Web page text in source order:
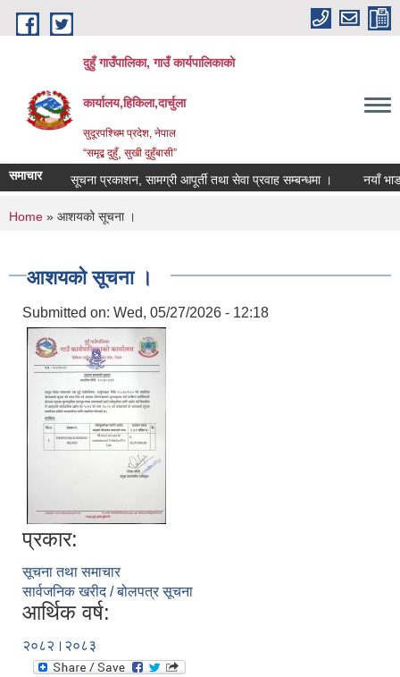
Skip to main content
दुहुँ गाउँपालिका, गाउँ कार्यपालिकाको
कार्यालय,हिकिला,दार्चुला
सुदूरपश्चिम प्रदेश, नेपाल
“समृद्ब दुहुँ¸ सुखी दुहुँबासी”
समाचार सूचना प्रकाशन, सामग्री आपूर्ती तथा सेवा प्रवाह सम्बन्धमा । नयाँ
You are here
Home » आशयको सूचना ।
आशयको सूचना ।
Submitted on: Wed, 05/27/2026 - 12:18
प्रकार:
सूचना तथा समाचार
सार्वजनिक खरीद / बोलपत्र सूचना
आर्थिक वर्ष:
२०८२।२०८३